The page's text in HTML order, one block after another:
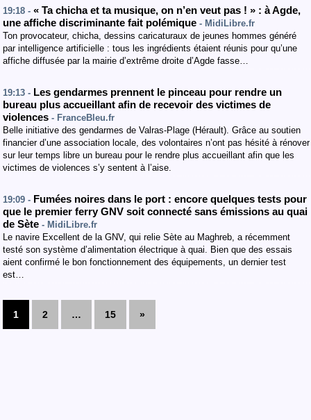
19:18 - « Ta chicha et ta musique, on n’en veut pas ! » : à Agde,
une affiche discriminante fait polémique - MidiLibre.fr
Ton provocateur, chicha, dessins caricaturaux de jeunes hommes généré
par intelligence artificielle : tous les ingrédients étaient réunis pour qu’une
affiche diffusée par la mairie d’extrême droite d’Agde fasse…
19:13 - Les gendarmes prennent le pinceau pour rendre un
bureau plus accueillant afin de recevoir des victimes de
violences - FranceBleu.fr
Belle initiative des gendarmes de Valras-Plage (Hérault). Grâce au soutien
financier d’une association locale, des volontaires n’ont pas hésité à rénover
sur leur temps libre un bureau pour le rendre plus accueillant afin que les
victimes de violences s’y sentent à l’aise.
19:09 - Fumées noires dans le port : encore quelques tests pour
que le premier ferry GNV soit connecté sans émissions au quai
de Sète - MidiLibre.fr
Le navire Excellent de la GNV, qui relie Sète au Maghreb, a récemment
testé son système d’alimentation électrique à quai. Bien que des essais
aient confirmé le bon fonctionnement des équipements, un dernier test
est…
1 2 … 15 »